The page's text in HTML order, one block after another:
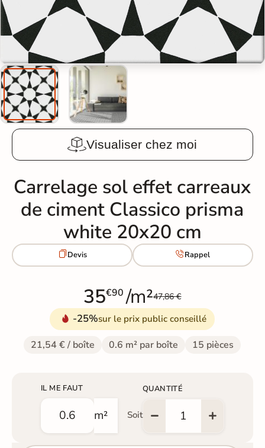
Visualiser chez moi
Carrelage sol effet carreaux
de ciment Classico prisma
white 20x20 cm
Devis Rappel
35€90 /m²47,86 €
-25%sur le prix public conseillé
21,54 € / boîte 0.6 m² par boîte 15 pièces
IL ME FAUT
m² Soit
QUANTITÉ